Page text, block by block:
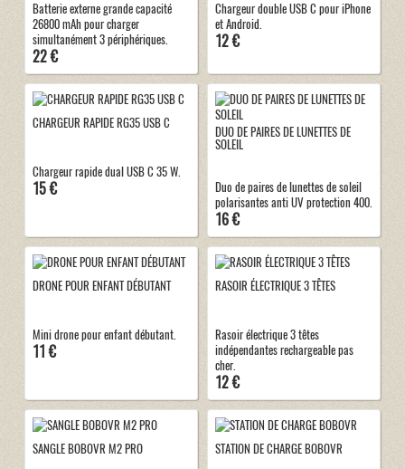
Batterie externe grande capacité
26800 mAh pour charger
simultanément 3 périphériques.
22 €
Chargeur double USB C pour iPhone
et Android.
12 €
CHARGEUR RAPIDE RG35 USB C
Chargeur rapide dual USB C 35 W.
15 €
DUO DE PAIRES DE LUNETTES DE
SOLEIL
Duo de paires de lunettes de soleil
polarisantes anti UV protection 400.
16 €
DRONE POUR ENFANT DÉBUTANT
Mini drone pour enfant débutant.
11 €
RASOIR ÉLECTRIQUE 3 TÊTES
Rasoir électrique 3 têtes
indépendantes rechargeable pas
cher.
12 €
SANGLE BOBOVR M2 PRO STATION DE CHARGE BOBOVR